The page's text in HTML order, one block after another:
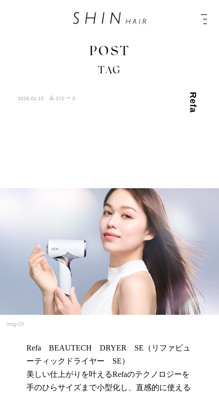
POST
TAG
2026.01.15 370 0 Refa
img-01
Refa BEAUTECH DRYER SE（リファビュ
ーティックドライヤー SE）
美しい仕上がりを叶えるRefaのテクノロジーを
手のひらサイズまで小型化し、直感的に使える